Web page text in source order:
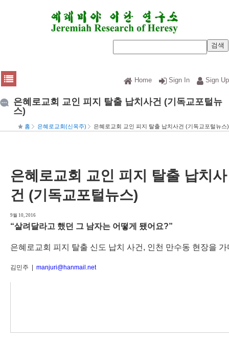
Home Sign In Sign Up
은혜로교회 교인 피지 탈출 납치사건 (기독교포털뉴
스)
홈 은혜로교회(신옥주) 은혜로교회 교인 피지 탈출 납치사건 (기독교포털뉴스)
은혜로교회 교인 피지 탈출 납치사
건 (기독교포털뉴스)
9월 10, 2016
“살려달라고 했던 그 남자는 어떻게 됐어요?”
은혜로교회 피지 탈출 신도 납치 사건, 인천 만수동 현장을 가
김민주 | manjuri@hanmail.net